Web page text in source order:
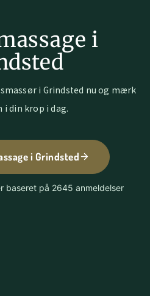
i
i Grindsted nu og mærk
din krop i dag.
i Grindsted
baseret på 2645 anmeldelser